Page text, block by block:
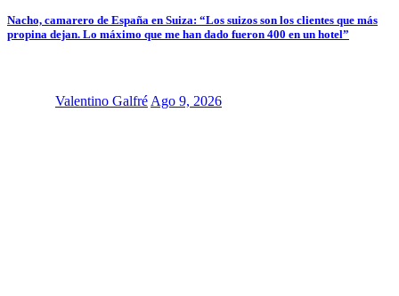
Nacho, camarero de España en Suiza: “Los suizos son los clientes que más
propina dejan. Lo máximo que me han dado fueron 400 en un hotel”
Valentino Galfré Ago 9, 2026